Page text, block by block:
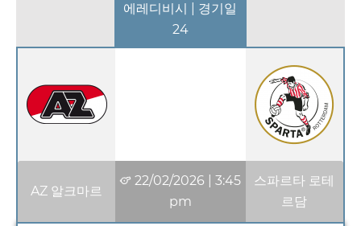
에레디비시 | 경기일
24
AZ 알크마르
22/02/2026 |3:45
pm
스파르타 로테
르담